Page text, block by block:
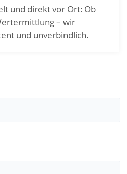
und direkt vor Ort: Ob
– wir
und unverbindlich.